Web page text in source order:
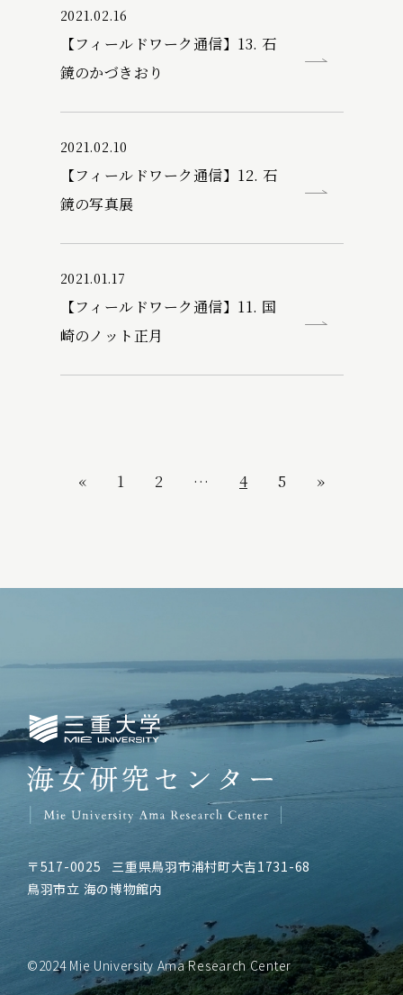
2021.02.16
【フィールドワーク通信】13. 石
鏡のかづきおり
2021.02.10
【フィールドワーク通信】12. 石
鏡の写真展
2021.01.17
【フィールドワーク通信】11. 国
崎のノット正月
« 1 2 … 4 5 »
三重大学海女研究センター
〒517-0025
三重県鳥羽市浦村町大吉1731-68
鳥羽市立 海の博物館内
©2024 Mie University Ama Research Center